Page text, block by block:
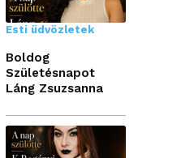
Esti üdvözletek
Boldog
Születésnapot
Láng Zsuzsanna